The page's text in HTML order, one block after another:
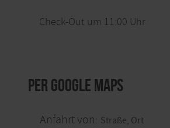
Check-Out um 11:00 Uhr
per Google Maps
Anfahrt von: